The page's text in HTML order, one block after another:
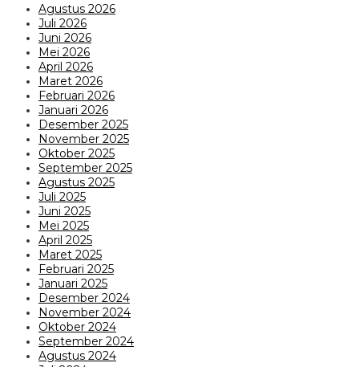
Agustus 2026
Juli 2026
Juni 2026
Mei 2026
April 2026
Maret 2026
Februari 2026
Januari 2026
Desember 2025
November 2025
Oktober 2025
September 2025
Agustus 2025
Juli 2025
Juni 2025
Mei 2025
April 2025
Maret 2025
Februari 2025
Januari 2025
Desember 2024
November 2024
Oktober 2024
September 2024
Agustus 2024